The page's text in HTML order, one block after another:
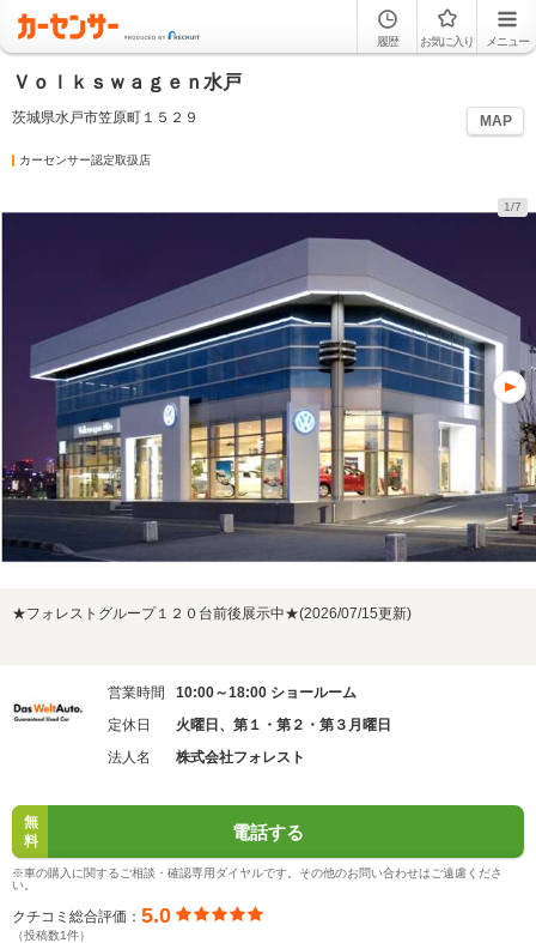
履歴 お気に入り メニュー
Ｖｏｌｋｓｗａｇｅｎ水戸
茨城県水戸市笠原町１５２９ MAP
カーセンサー認定取扱店
1/7
★フォレストグループ１２０台前後展示中★(2026/07/15更新)
営業時間
10:00～18:00 ショールーム
定休日
火曜日、第１・第２・第３月曜日
法人名
株式会社フォレスト
無
料
電話する
※車の購入に関するご相談・確認専用ダイヤルです。その他のお問い合わせはご遠慮くださ
い。
クチコミ総合評価： 5.0
（投稿数1件）